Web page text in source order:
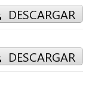
DESCARGAR
DESCARGAR